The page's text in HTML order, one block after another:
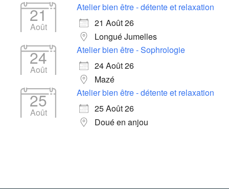
21
Août
Atelier bien être - détente et relaxation
21 Août 26
Longué Jumelles
24
Août
Atelier bien être - Sophrologie
24 Août 26
Mazé
25
Août
Atelier bien être - détente et relaxation
25 Août 26
Doué en anjou